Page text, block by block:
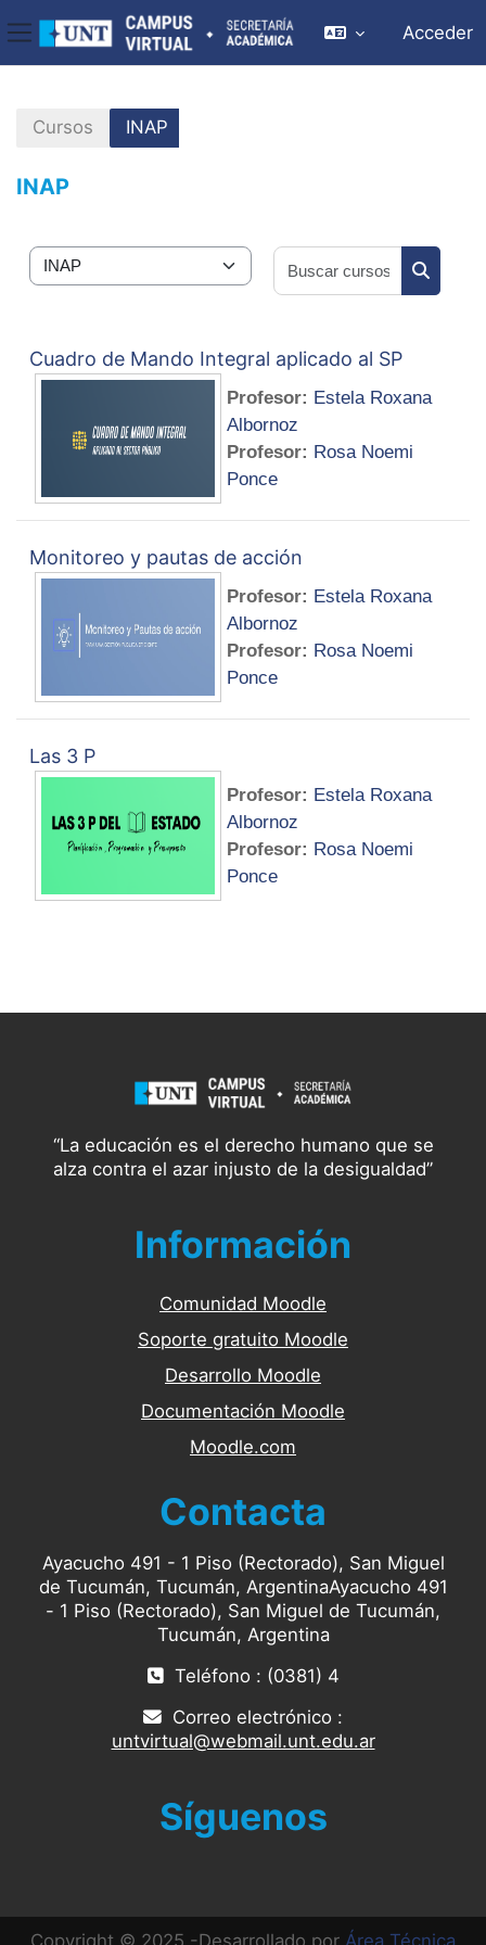
Panel lateral
Acceder
Cursos INAP
INAP
Categorías
Buscar
Cuadro de Mando Integral aplicado al SP
Profesor: Estela Roxana
Albornoz
Profesor: Rosa Noemi
Ponce
Monitoreo y pautas de acción
Profesor: Estela Roxana
Albornoz
Profesor: Rosa Noemi
Ponce
Las 3 P
Profesor: Estela Roxana
Albornoz
Profesor: Rosa Noemi
Ponce
“La educación es el derecho humano que se
alza contra el azar injusto de la desigualdad”
Información
Comunidad Moodle
Soporte gratuito Moodle
Desarrollo Moodle
Documentación Moodle
Moodle.com
Contacta
Ayacucho 491 - 1 Piso (Rectorado), San Miguel
de Tucumán, Tucumán, ArgentinaAyacucho 491
- 1 Piso (Rectorado), San Miguel de Tucumán,
Tucumán, Argentina
Teléfono : (0381) 4
Correo electrónico :
untvirtual@webmail.unt.edu.ar
Síguenos
Copyright © 2025 -Desarrollado por Área Técnica